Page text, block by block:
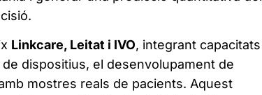
Linkcare, Leitat i IVO, integrant capacitats
dispositius, el desenvolupament de
mostres reals de pacients. Aquest